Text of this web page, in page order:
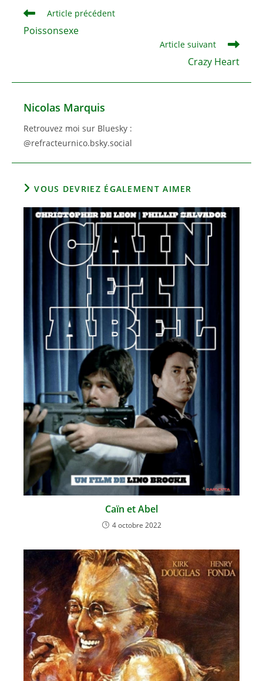
Read
articles
Article précédent
Poissonsexe
Article suivant
Crazy Heart
Nicolas Marquis
Retrouvez moi sur Bluesky :
@refracteurnico.bsky.social
VOUS DEVRIEZ ÉGALEMENT AIMER
Caïn et Abel
4 octobre 2022